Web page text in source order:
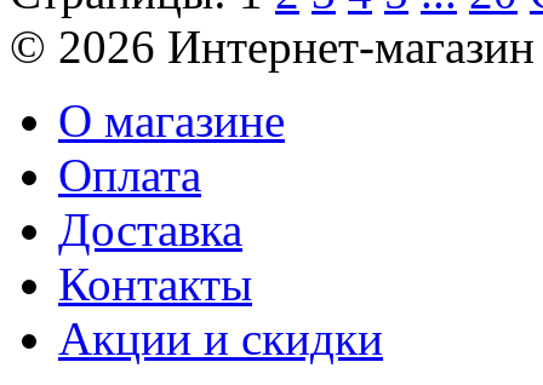
© 2026 Интернет-
О магазине
Оплата
Доставка
Контакты
Акции и скидки